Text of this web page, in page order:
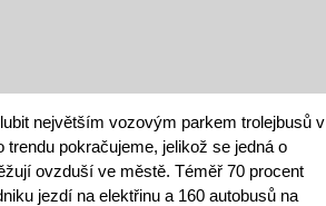
největším vozovým parkem trolejbusů v
pokračujeme, jelikož se jedná o
ovzduší ve městě. Téměř 70 procent
jezdí na elektřinu a 160 autobusů na